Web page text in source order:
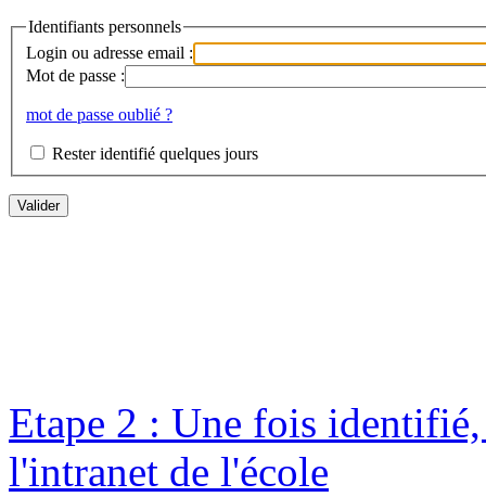
Identifiants personnels
Login ou adresse email :
Mot de passe :
mot de passe oublié ?
Rester identifié quelques jours
Etape 2 : Une fois
l'intranet de l'école